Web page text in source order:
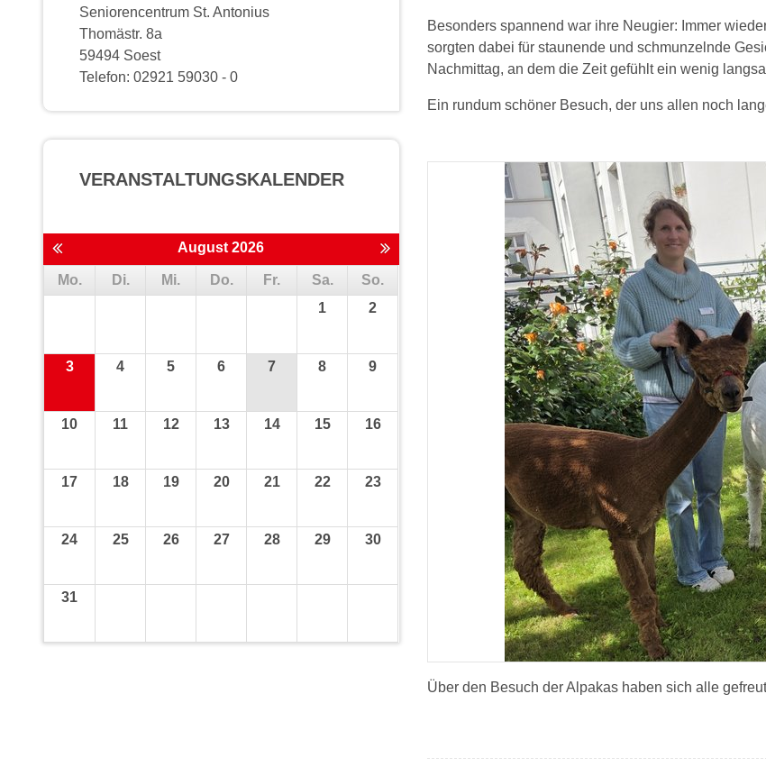
Besonders spannend war ihre Neugier: Immer
sorgten dabei für staunende und schmunzelnde
Nachmittag, an dem die Zeit gefühlt ein wenig
Ein rundum schöner Besuch, der uns allen noch
Über den Besuch der Alpakas haben sich alle
Seniorencentrum St. Antonius
Thomästr. 8a
59494 Soest
Telefon: 02921 59030 - 0
VERANSTALTUNGS­KALENDER
August 2026
Mo. Di. Mi. Do. Fr. Sa.
So.
1
2
3 4 5 6 7 8 9
10 11 12 13 14 15 16
17 18 19 20 21 22 23
24 25 26 27 28 29 30
31